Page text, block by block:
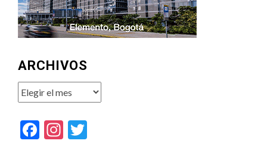
ARCHIVOS
Archivos
Facebook
Instagram